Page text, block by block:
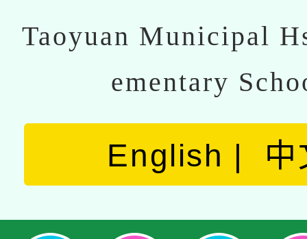
Taoyuan Municipal
ementary
English 中